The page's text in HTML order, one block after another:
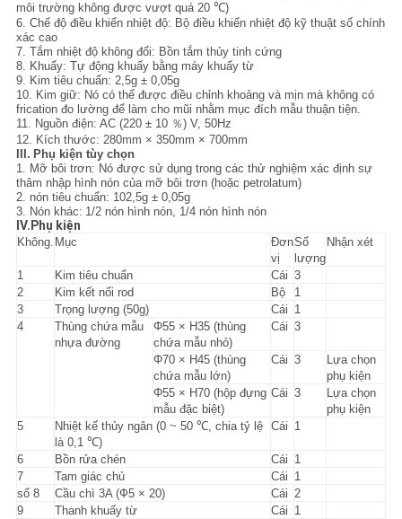
môi trường không được vượt quá 20 ℃)
6. Chế độ điều khiển nhiệt độ: Bộ điều khiển nhiệt độ kỹ thuật số chính
xác cao
7. Tắm nhiệt độ không đổi: Bồn tắm thủy tinh cứng
8. Khuấy: Tự động khuấy bằng máy khuấy từ
9. Kim tiêu chuẩn: 2,5g ± 0,05g
10. Kim giữ: Nó có thể được điều chỉnh khoảng và mịn mà không có
frication đo lường để làm cho mũi nhằm mục đích mẫu thuận tiện.
11. Nguồn điện: AC (220 ± 10 ％) V, 50Hz
12. Kích thước: 280mm × 350mm × 700mm
III. Phụ kiện tùy chọn
1. Mỡ bôi trơn: Nó được sử dụng trong các thử nghiệm xác định sự
thâm nhập hình nón của mỡ bôi trơn (hoặc petrolatum)
2. nón tiêu chuẩn: 102,5g ± 0,05g
3. Nón khác: 1/2 nón hình nón, 1/4 nón hình nón
IV.Phụ kiện
Không. Mục
Đơn
vị
Số
lượng
Nhận xét
1 Kim tiêu chuẩn Cái 3
2
Kim kết nối rod Bộ
1
3
Trọng lượng (50g) Cái 1
4
Thùng chứa mẫu
nhựa đường
Φ55 × H35 (thùng
chứa mẫu nhỏ)
Cái 3
Φ70 × H45 (thùng
chứa mẫu lớn)
Cái 3
Lựa chọn
phụ kiện
Φ55 × H70 (hộp đựng
mẫu đặc biệt)
Cái 3
Lựa chọn
phụ kiện
5
Nhiệt kế thủy ngân (0 ~ 50 ℃, chia tỷ lệ
là 0,1 ℃)
Cái 1
6 Bồn rửa chén Cái 1
7
Tam giác chủ Cái 1
số 8
Cầu chì 3A (Ф5 × 20) Cái 2
9
Thanh khuấy từ Cái 1